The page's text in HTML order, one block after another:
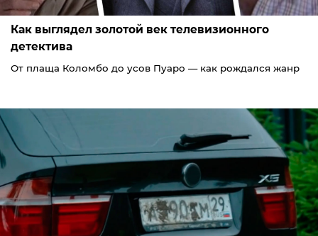
Как выглядел золотой век телевизионного
детектива
От плаща Коломбо до усов Пуаро — как рождался жанр